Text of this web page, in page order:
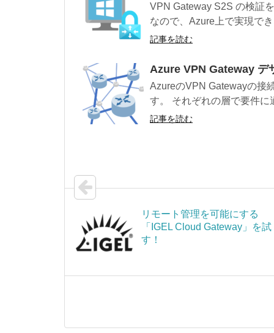
VPN Gateway S2S の検証
なので、Azure上で実現で
記事を読む
Azure VPN Gateway デ
AzureのVPN Gatewayの接
す。 それぞれの層で要件に
記事を読む
リモート管理を可能にする
「IGEL Cloud Gateway」を試
す！